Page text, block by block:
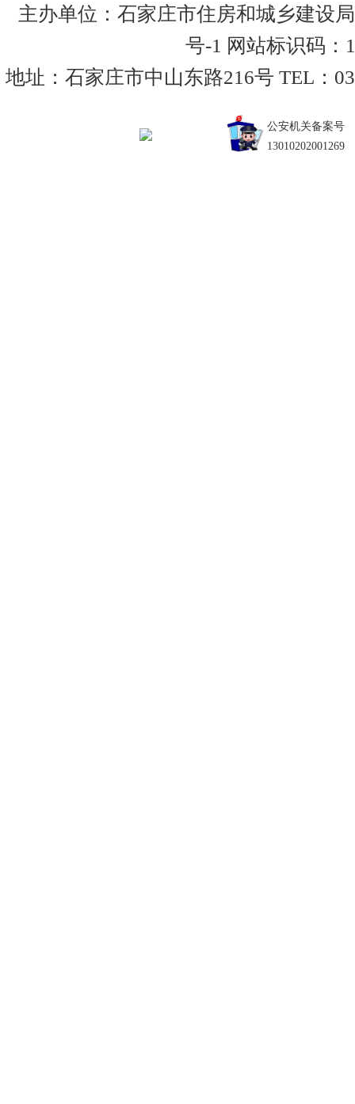
主办单位：石家庄市住房和城乡建设
号-1 网站标识码：
地址：石家庄市中山东路216号 TEL：